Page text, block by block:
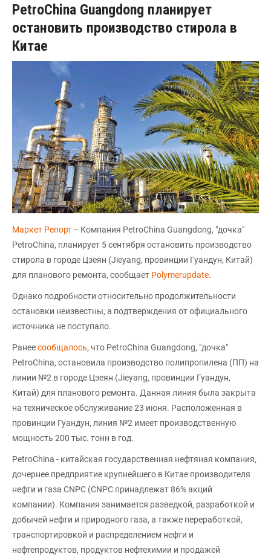
PetroChina Guangdong планирует
остановить производство стирола в
Китае
Маркет Репорт-- Компания PetroChina Guangdong, "дочка"
PetroChina, планирует 5 сентября остановить производство
стирола в городе Цзеян (Jieyang, провинции Гуандун, Китай)
для планового ремонта, сообщает Polymerupdate.
Однако подробности относительно продолжительности
остановки неизвестны, а подтверждения от официального
источника не поступало.
Ранеесообщалось, что PetroChina Guangdong, "дочка"
PetroChina, остановила производство полипропилена (ПП) на
линии №2 в городе Цзеян (Jieyang, провинции Гуандун,
Китай) для планового ремонта. Данная линия была закрыта
на техническое обслуживание 23 июня. Расположенная в
провинции Гуандун, линия №2 имеет производственную
мощность 200 тыс. тонн в год.
PetroChina - китайская государственная нефтяная компания,
дочернее предприятие крупнейшего в Китае производителя
нефти и газа CNPC (CNPC принадлежат 86% акций
компании). Компания занимается разведкой, разработкой и
добычей нефти и природного газа, а также переработкой,
транспортировкой и распределением нефти и
нефтепродуктов, продуктов нефтехимии и продажей